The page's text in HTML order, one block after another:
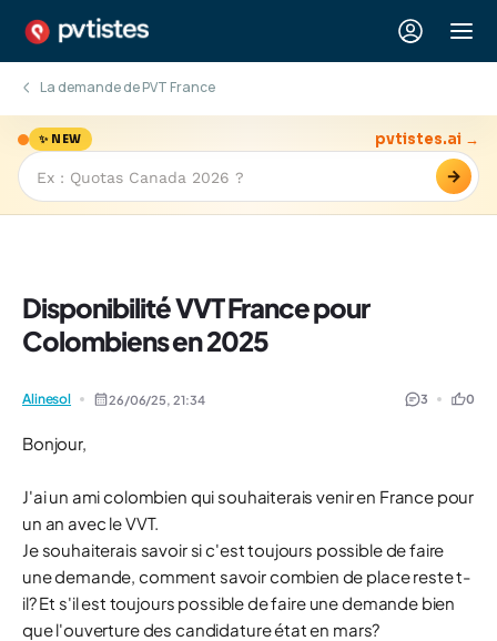
La demande de PVT France
✨ NEW
→
pvtistes.ai →
Disponibilité VVT France pour
Colombiens en 2025
Alinesol 26/06/25, 21:34 3 0
Bonjour,
J'ai un ami colombien qui souhaiterais venir en France pour
un an avec le VVT.
Je souhaiterais savoir si c'est toujours possible de faire
une demande, comment savoir combien de place reste t-
il? Et s'il est toujours possible de faire une demande bien
que l'ouverture des candidature état en mars?